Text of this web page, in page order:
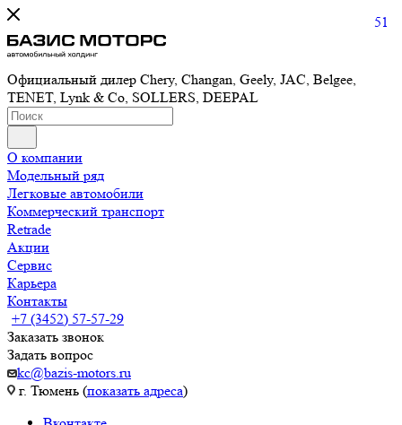
Официальный дилер Chery, Changan, Geely, JAC, Belgee,
TENET, Lynk & Co, SOLLERS, DEEPAL
О компании
Модельный ряд
Легковые автомобили
Коммерческий транспорт
Retrade
Акции
Сервис
Карьера
Контакты
+7 (3452) 57-57-29
Заказать звонок
Задать вопрос
kc@bazis-motors.ru
г. Тюмень (показать адреса)
51